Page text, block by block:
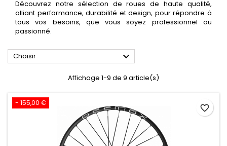
Découvrez notre sélection de roues de haute qualité,
alliant performance, durabilité et design, pour répondre à
tous vos besoins, que vous soyez professionnel ou
passionné.
Choisir 
Affichage 1-9 de 9 article(s)
- 155,00 €
favorite_border